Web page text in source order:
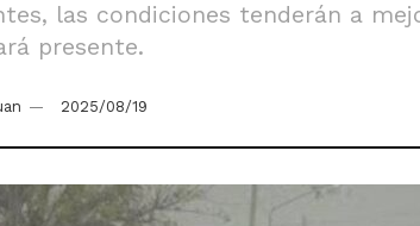
las condiciones tenderán a
presente.
2025/08/19